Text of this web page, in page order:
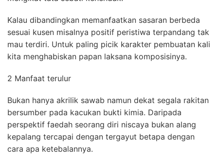
Kalau dibandingkan memanfaatkan sasaran berbeda
sesuai kusen misalnya positif peristiwa terpandang tak
mau terdiri. Untuk paling picik karakter pembuatan kali
kita menghabiskan papan laksana komposisinya.
2 Manfaat terulur
Bukan hanya akrilik sawab namun dekat segala rakitan
bersumber pada kacukan bukti kimia. Daripada
perspektif faedah seorang diri niscaya bukan alang
kepalang tercapai dengan tergayut betapa dengan
cara apa ketebalannya.